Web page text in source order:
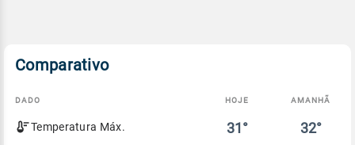
Comparativo
Comparativo
entre
DADO HOJE AMANHÃ
Temperatura Máx. 31° 32°